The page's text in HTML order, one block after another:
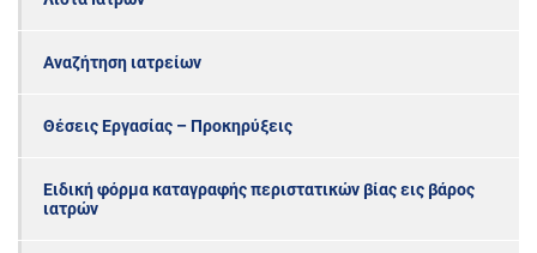
Αναζήτηση ιατρείων
Θέσεις Εργασίας – Προκηρύξεις
Ειδική φόρμα καταγραφής περιστατικών βίας εις βάρος
ιατρών